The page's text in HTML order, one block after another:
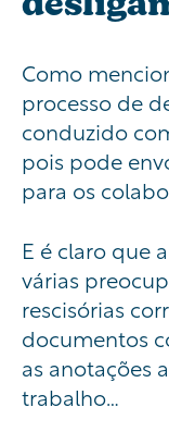
Como
processo de
conduzido
pois pode
para os
E é claro que
várias
rescisórias
documentos
as anotações
trabalho…